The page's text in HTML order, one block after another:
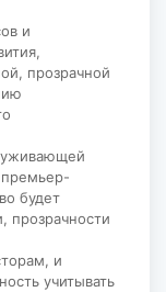
и
прозрачной
будет
прозрачности
и
учитывать